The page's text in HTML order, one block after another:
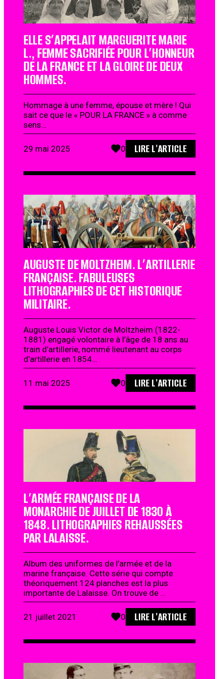
ELLE S’APPELAIT MARGUERITE MARIE
L., FEMME SACRIFIÉE POUR L’HONNEUR
DE LA FRANCE ET LA GLOIRE DE DEUX
HOMMES.
Hommage à une femme, épouse et mère ! Qui
sait ce que le « POUR LA FRANCE » à comme
sens…
29 mai 2025 0 LIRE L'ARTICLE
AUGUSTE DE MOLTZHEIM. L’ARTILLERIE
FRANÇAISE. FABULEUSES
LITHOGRAPHIES DE CET HISTORIQUE
MILITAIRE.
Auguste Louis Victor de Moltzheim (1822-
1881) engagé volontaire à l’âge de 18 ans au
train d’artillerie, nommé lieutenant au corps
d’artillerie en 1854…
11 mai 2025 0 LIRE L'ARTICLE
L’ARMÉE FRANÇAISE DE LA
MONARCHIE DE JUILLET DE 1830 À
1848. LITHOGRAPHIES REHAUSSÉES
PAR LALAISSE.
Album des uniformes de l’armée et de la
marine française. Cette série qui compte
théoriquement 124 planches est la plus
importante de Lalaisse. On trouve de …
21 juillet 2021 0 LIRE L'ARTICLE